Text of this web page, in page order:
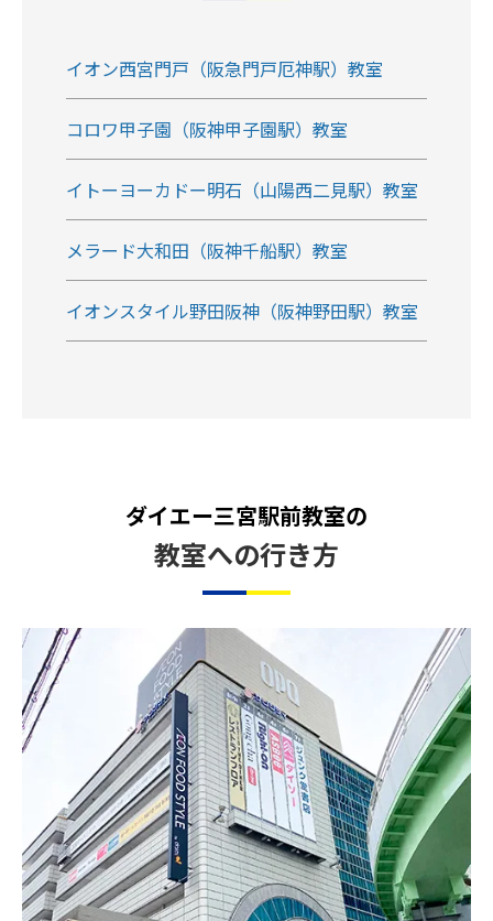
イオン西宮門戸（阪急門戸厄神駅）教室
コロワ甲子園（阪神甲子園駅）教室
イトーヨーカドー明石（山陽西二見駅）教室
メラード大和田（阪神千船駅）教室
イオンスタイル野田阪神（阪神野田駅）教室
ダイエー三宮駅前教室の
教室への行き方